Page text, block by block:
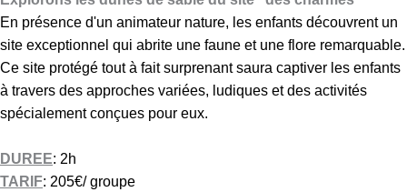
e
e
En présence d'un animateur nature, les enfants découvrent un
site exceptionnel qui abrite une faune et une flore remarquable.
Ce site protégé tout à fait surprenant saura captiver les enfants
à travers des approches variées, ludiques et des activités
spécialement conçues pour eux.
DUREE: 2h
TARIF: 205€/ groupe